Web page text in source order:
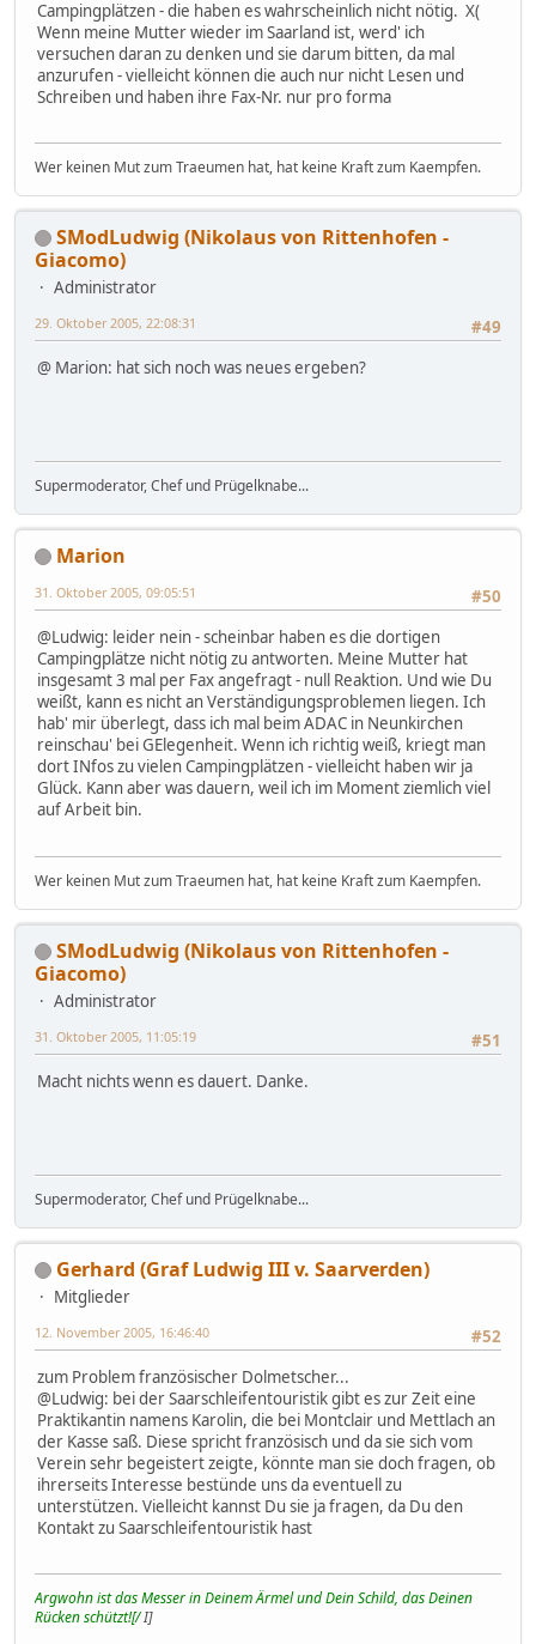
Campingplätzen - die haben es wahrscheinlich nicht nötig. X(
Wenn meine Mutter wieder im Saarland ist, werd' ich
versuchen daran zu denken und sie darum bitten, da mal
anzurufen - vielleicht können die auch nur nicht Lesen und
Schreiben und haben ihre Fax-Nr. nur pro forma
Wer keinen Mut zum Traeumen hat, hat keine Kraft zum Kaempfen.
SModLudwig (Nikolaus von Rittenhofen -
Giacomo)
Administrator
#49
29. Oktober 2005, 22:08:31
@ Marion: hat sich noch was neues ergeben?
Supermoderator, Chef und Prügelknabe...
Marion
#50
31. Oktober 2005, 09:05:51
@Ludwig: leider nein - scheinbar haben es die dortigen
Campingplätze nicht nötig zu antworten. Meine Mutter hat
insgesamt 3 mal per Fax angefragt - null Reaktion. Und wie Du
weißt, kann es nicht an Verständigungsproblemen liegen. Ich
hab' mir überlegt, dass ich mal beim ADAC in Neunkirchen
reinschau' bei GElegenheit. Wenn ich richtig weiß, kriegt man
dort INfos zu vielen Campingplätzen - vielleicht haben wir ja
Glück. Kann aber was dauern, weil ich im Moment ziemlich viel
auf Arbeit bin.
Wer keinen Mut zum Traeumen hat, hat keine Kraft zum Kaempfen.
SModLudwig (Nikolaus von Rittenhofen -
Giacomo)
Administrator
#51
31. Oktober 2005, 11:05:19
Macht nichts wenn es dauert. Danke.
Supermoderator, Chef und Prügelknabe...
Gerhard (Graf Ludwig III v. Saarverden)
Mitglieder
#52
12. November 2005, 16:46:40
zum Problem französischer Dolmetscher...
@Ludwig: bei der Saarschleifentouristik gibt es zur Zeit eine
Praktikantin namens Karolin, die bei Montclair und Mettlach an
der Kasse saß. Diese spricht französisch und da sie sich vom
Verein sehr begeistert zeigte, könnte man sie doch fragen, ob
ihrerseits Interesse bestünde uns da eventuell zu
unterstützen. Vielleicht kannst Du sie ja fragen, da Du den
Kontakt zu Saarschleifentouristik hast
Argwohn ist das Messer in Deinem Ärmel und Dein Schild, das Deinen
Rücken schützt![/I]